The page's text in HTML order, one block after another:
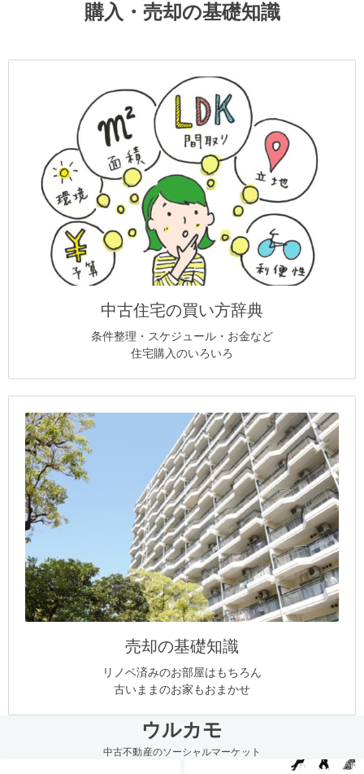
購入・売却の基礎知識
中古住宅の買い方辞典
条件整理・スケジュール・お金など
住宅購入のいろいろ
売却の基礎知識
リノベ済みのお部屋はもちろん
古いままのお家もおまかせ
ウルカモ
中古不動産のソーシャルマーケット